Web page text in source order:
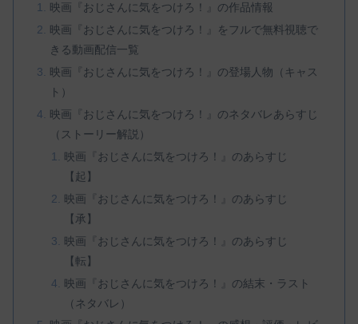
映画『おじさんに気をつけろ！』の作品情報
映画『おじさんに気をつけろ！』をフルで無料視聴で
きる動画配信一覧
映画『おじさんに気をつけろ！』の登場人物（キャス
ト）
映画『おじさんに気をつけろ！』のネタバレあらすじ
（ストーリー解説）
映画『おじさんに気をつけろ！』のあらすじ
【起】
映画『おじさんに気をつけろ！』のあらすじ
【承】
映画『おじさんに気をつけろ！』のあらすじ
【転】
映画『おじさんに気をつけろ！』の結末・ラスト
（ネタバレ）